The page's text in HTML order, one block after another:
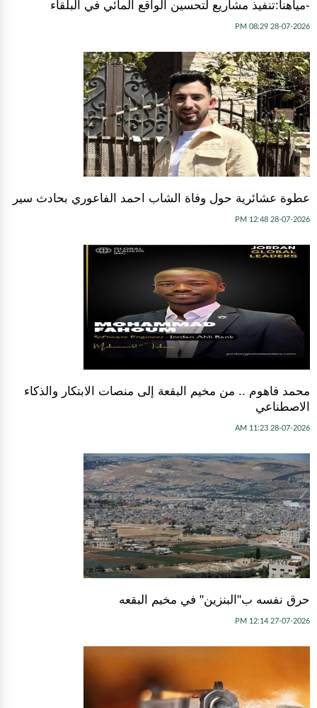
-مياهنا:تنفيذ مشاريع لتحسين الواقع المائي في البلقاء
28-07-2026 08:29 PM
عطوة عشائرية حول وفاة الشاب احمد الفاعوري بحادث سير
28-07-2026 12:48 PM
محمد فاهوم .. من مخيم البقعة إلى منصات الابتكار والذكاء
الاصطناعي
28-07-2026 11:23 AM
حرق نفسه ب"البنزين" في مخيم البقعه
27-07-2026 12:14 PM